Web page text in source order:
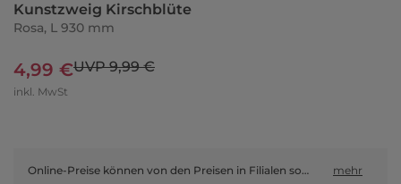
Kunstzweig Kirschblüte
Rosa, L 930 mm
4,99 €UVP 9,99 €
inkl. MwSt
Online-Preise können von den Preisen in Filialen sowie Shop-in-Shop-Flächen abweichen. mehr